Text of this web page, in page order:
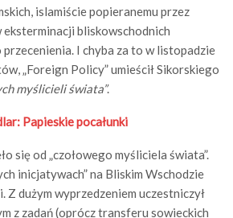
islamiście popieranemu przez
eksterminacji bliskowschodnich
I chyba za to w listopadzie
„Foreign Policy” umieścił Sikorskiego
myślicieli świata”.
Papieskie pocałunki
się od „czołowego myśliciela świata”.
inicjatywach” na Bliskim Wschodzie
Z dużym wyprzedzeniem uczestniczył
z zadań (oprócz transferu sowieckich